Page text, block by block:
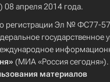
08 апреля 2014 года.
о регистрации Эл № ФС77-
государственное
(МИА «Россия сегодня»).
материалов